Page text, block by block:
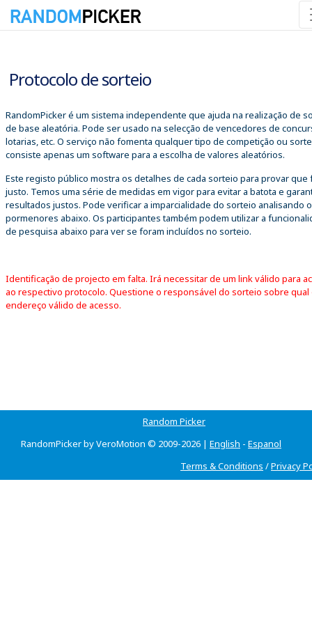
Protocolo de sorteio
RandomPicker é um sistema independente que ajuda na realização de
de base aleatória. Pode ser usado na selecção de vencedores de
lotarias, etc. O serviço não fomenta qualquer tipo de competição ou
consiste apenas um software para a escolha de valores aleatórios.
Este registo público mostra os detalhes de cada sorteio para provar que
justo. Temos uma série de medidas em vigor para evitar a batota e
resultados justos. Pode verificar a imparcialidade do sorteio analisando
pormenores abaixo. Os participantes também podem utilizar a
de pesquisa abaixo para ver se foram incluídos no sorteio.
Identificação de projecto em falta. Irá necessitar de um link válido para
ao respectivo protocolo. Questione o responsável do sorteio sobre qual
endereço válido de acesso.
Random Picker
RandomPicker by VeroMotion © 2009-2026 | English - Espanol
Terms & Conditions /Privacy